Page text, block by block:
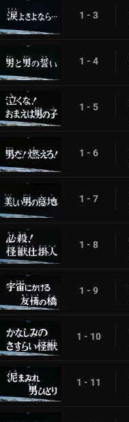
1 - 3
1 - 4
1 - 5
1 - 6
1 - 7
1 - 8
1 - 9
1 - 10
1 - 11